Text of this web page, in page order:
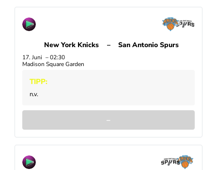
New York Knicks – San Antonio Spurs
17. Juni
02:30
Madison Square Garden
TIPP:
n.v.
–